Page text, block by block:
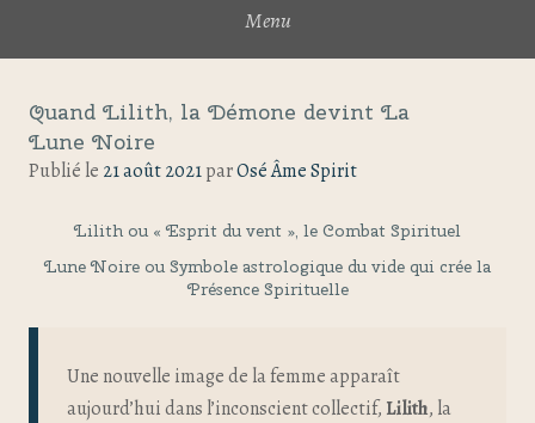
Menu
Quand Lilith, la Démone devint La
Lune Noire
Publié le 21 août 2021parOsé Âme Spirit
Lilith ou « Esprit du vent », le Combat Spirituel
Lune Noire ou Symbole astrologique du vide qui crée la
Présence Spirituelle
Une nouvelle image de la femme apparaît
aujourd’hui dans l’inconscient collectif, Lilith, la